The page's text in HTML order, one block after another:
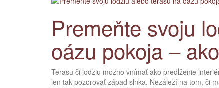
Premeňte svoju
oázu pokoja –
Terasu či lodžiu možno vnímať ako predĺženie
len tak pozorovať západ slnka. Nezáleží na tom, či